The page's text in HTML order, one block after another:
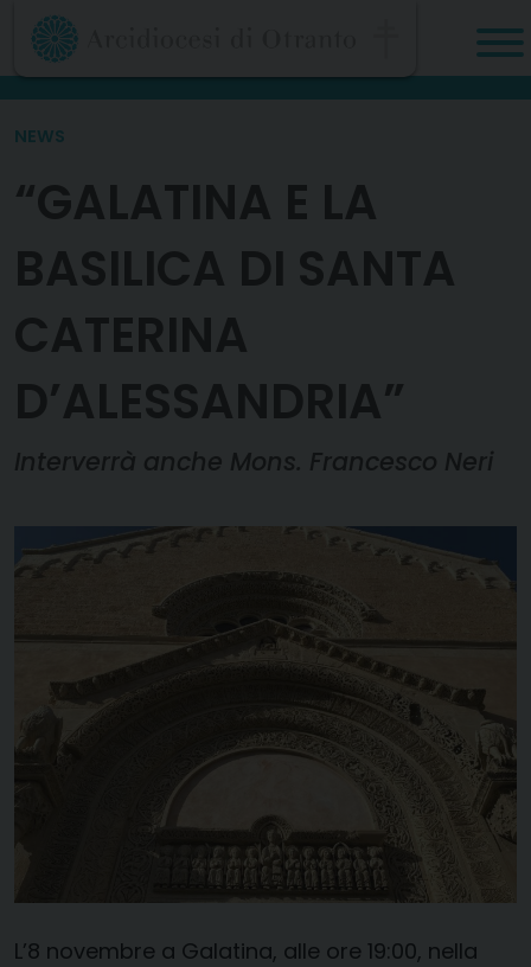
Skip
content
NEWS
“GALATINA E LA
BASILICA DI SANTA
CATERINA
D’ALESSANDRIA”
Interverrà anche Mons. Francesco Neri
L’8 novembre a Galatina, alle ore 19:00, nella